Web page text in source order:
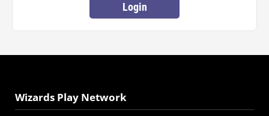
Login
Wizards Play Network